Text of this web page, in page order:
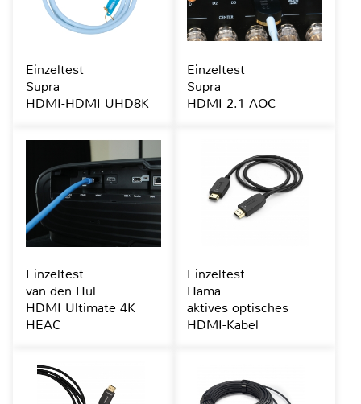
Einzeltest
Supra
HDMI-HDMI UHD8K
Einzeltest
Supra
HDMI 2.1 AOC
Einzeltest
van den Hul
HDMI Ultimate 4K
HEAC
Einzeltest
Hama
aktives optisches
HDMI-Kabel